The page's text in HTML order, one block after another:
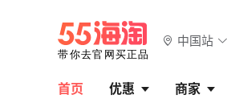
中国站
首页 优惠 商家